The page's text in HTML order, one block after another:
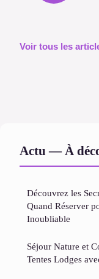
Voir tous les
Actu — À
Découvrez les
Quand Réserver
Inoubliable
Séjour Nature et
Tentes Lodges